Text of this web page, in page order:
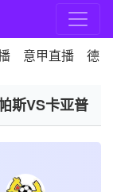
意甲直播 德
斯VS卡亚普